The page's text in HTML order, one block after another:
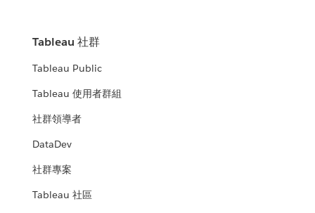
Tableau 社群
Tableau Public
Tableau 使用者群組
社群領導者
DataDev
社群專案
Tableau 社區